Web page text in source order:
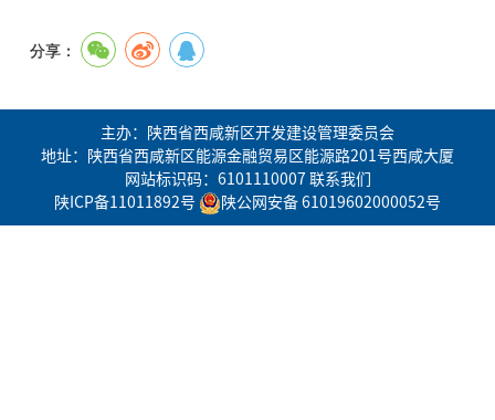
分享：
主办：陕西省西咸新区开发建设管理委员会
地址：陕西省西咸新区能源金融贸易区能源路201号西咸大厦
网站标识码：6101110007 联系我们
陕ICP备11011892号
陕公网安备 61019602000052号